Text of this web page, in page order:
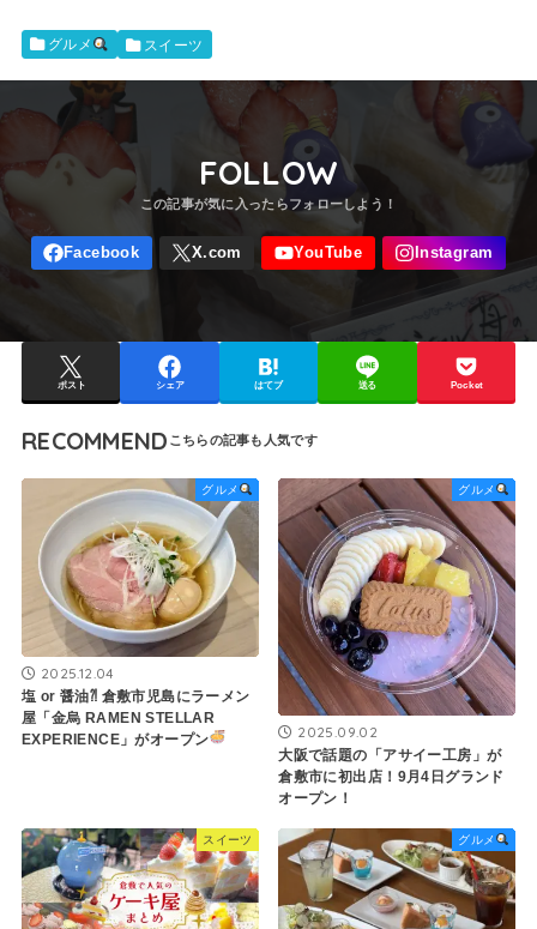
グルメ スイーツ
FOLLOW
ポスト シェア はてブ 送る Pocket
RECOMMEND
グルメ
2025.12.04
塩 or 醤油⁈ 倉敷市児島にラーメン
屋「金烏 RAMEN STELLAR
EXPERIENCE」がオープン
グルメ
2025.09.02
大阪で話題の「アサイー工房」が
倉敷市に初出店！9月4日グランド
オープン！
スイーツ グルメ